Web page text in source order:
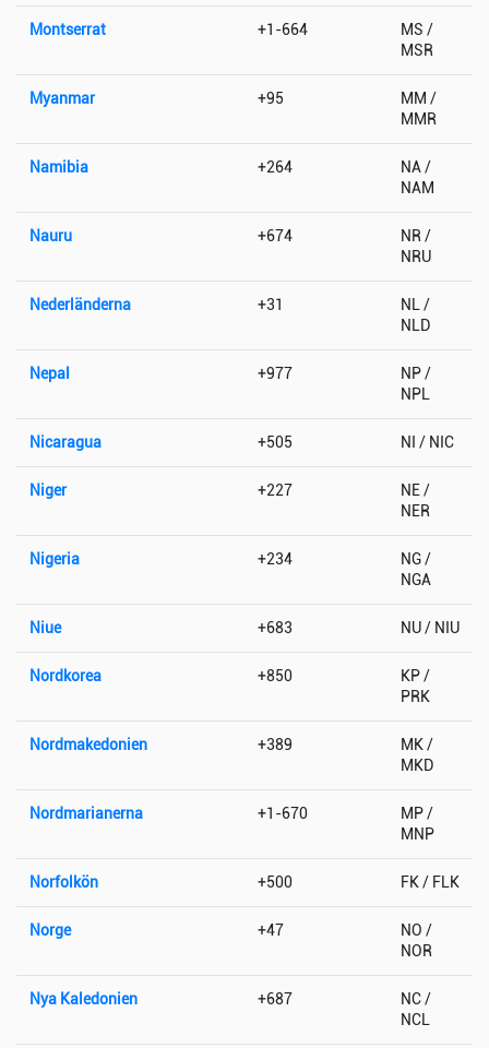
Montserrat +1-664
MS /
MSR
Myanmar +95
MM /
MMR
Namibia +264
NA /
NAM
Nauru +674
NR /
NRU
Nederländerna +31
NL /
NLD
Nepal +977
NP /
NPL
Nicaragua +505 NI / NIC
Niger +227
NE /
NER
Nigeria +234
NG /
NGA
Niue +683 NU / NIU
Nordkorea +850
KP /
PRK
Nordmakedonien +389
MK /
MKD
Nordmarianerna +1-670
MP /
MNP
Norfolkön +500 FK / FLK
Norge +47
NO /
NOR
Nya Kaledonien +687
NC /
NCL